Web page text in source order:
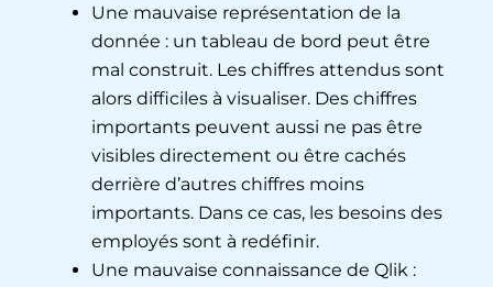
Une mauvaise représentation de la
donnée : un tableau de bord peut être
mal construit. Les chiffres attendus sont
alors difficiles à visualiser. Des chiffres
importants peuvent aussi ne pas être
visibles directement ou être cachés
derrière d’autres chiffres moins
importants. Dans ce cas, les besoins des
employés sont à redéfinir.
Une mauvaise connaissance de Qlik :